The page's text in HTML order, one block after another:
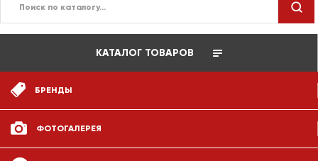
КАТАЛОГ ТОВАРОВ
БРЕНДЫ
ФОТОГАЛЕРЕЯ